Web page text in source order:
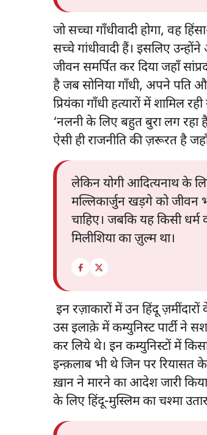
जो सच्चा गाँधीवादी होगा, वह
सच्चे गांधीवादी हैं। इसलिए
जीवन समर्पित कर दिया जहाँ
है जब सोनिया गाँधी, अपने पति और
प्रियंका गाँधी हत्यारों में शामिल
‘नलनी के लिए बहुत बुरा लग
ऐसी ही राजनीति की ज़रूरत है
लेकिन योगी आदित्यनाथ के
मल्लिकार्जुन खड़गे को जीवन
चाहिए। जबकि यह किसी
मिलीशिया का ज़ुल्म था।
इन रज़ाकारों में उन हिंदू
उस इलाक़े में कम्युनिस्ट पार्टी ने
कर लिये थे। इन कम्युनिस्टों में
इन्क़लाब भी थे जिन पर रियासत
ख़ान ने मारने का आदेश जारी
के लिए हिंदू-मुस्लिम का चश्मा